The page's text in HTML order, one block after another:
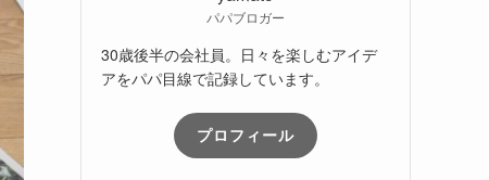
パパブロガー
30歳後半の会社員。日々を楽しむアイデ
アをパパ目線で記録しています。
プロフィール